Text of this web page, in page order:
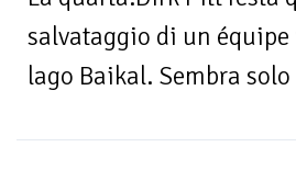
salvataggio di un
lago Baikal. Sembra